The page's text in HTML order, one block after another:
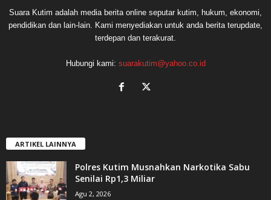
Suara Kutim adalah media berita online seputar kutim, hukum, ekonomi,
pendidikan dan lain-lain. Kami menyediakan untuk anda berita terupdate,
terdepan dan terakurat.
Hubungi kami: suarakutim@yahoo.co.id
ARTIKEL LAINNYA
Polres Kutim Musnahkan Narkotika Sabu
Senilai Rp1,3 Miliar
Agu 2, 2026